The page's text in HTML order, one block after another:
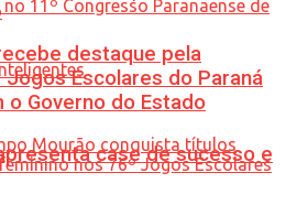
case de sucesso e
destaque pela
Escolares do Paraná
o Governo do Estado